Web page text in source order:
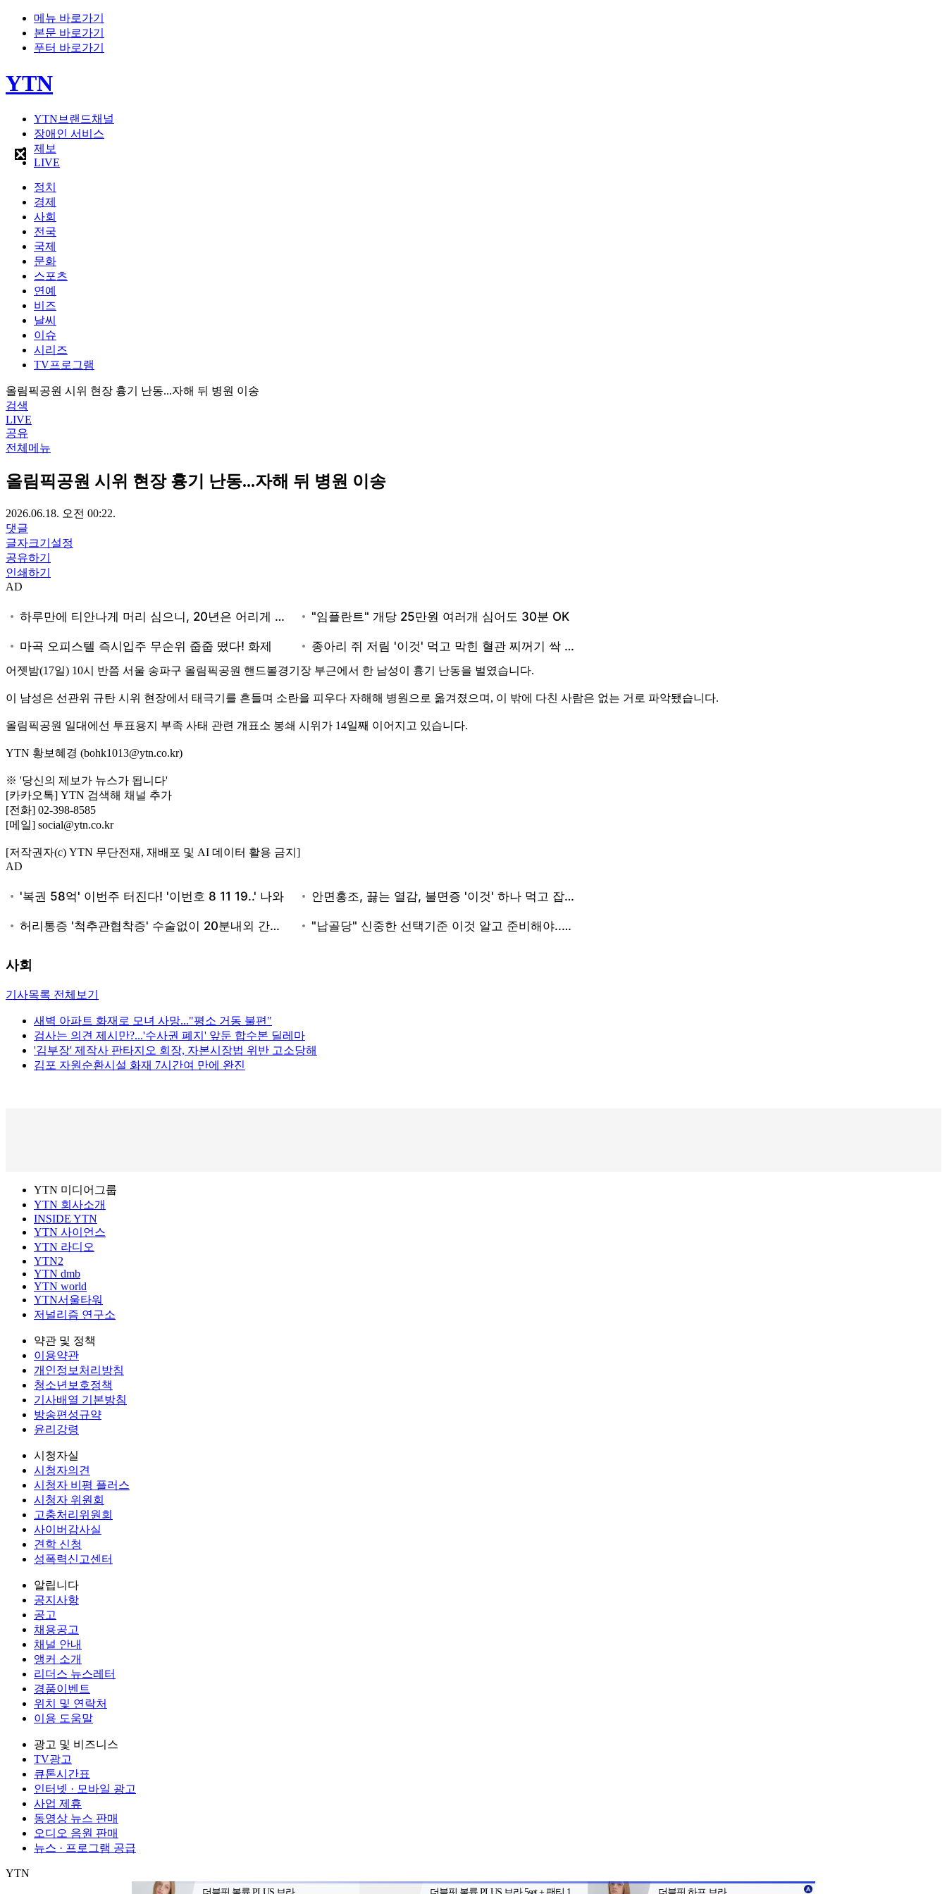
메뉴 바로가기
본문 바로가기
푸터 바로가기
YTN
YTN브랜드채널
장애인 서비스
제보
LIVE
정치
경제
사회
전국
국제
문화
스포츠
연예
비즈
날씨
이슈
시리즈
TV프로그램
올림픽공원 시위 현장 흉기 난동...자해 뒤 병원 이송
검색
LIVE
공유
전체메뉴
올림픽공원 시위 현장 흉기 난동...자해 뒤 병원 이송
2026.06.18. 오전 00:22.
댓글
글자크기설정
공유하기
인쇄하기
AD
어젯밤(17일) 10시 반쯤 서울 송파구 올림픽공원 핸드볼경기장 부근에서 한 남성이 흉기 난동을 벌였습니다.
이 남성은 선관위 규탄 시위 현장에서 태극기를 흔들며 소란을 피우다 자해해 병원으로 옮겨졌으며, 이 밖에 다친 사람은 없는 거로 파악됐습니다.
올림픽공원 일대에선 투표용지 부족 사태 관련 개표소 봉쇄 시위가 14일째 이어지고 있습니다.
YTN 황보혜경 (bohk1013@ytn.co.kr)
※ '당신의 제보가 뉴스가 됩니다'
[카카오톡] YTN 검색해 채널 추가
[전화] 02-398-8585
[메일] social@ytn.co.kr
[저작권자(c) YTN 무단전재, 재배포 및 AI 데이터 활용 금지]
AD
사회
기사목록 전체보기
새벽 아파트 화재로 모녀 사망..."평소 거동 불편"
검사는 의견 제시만?...'수사권 폐지' 앞둔 합수본 딜레마
'김부장' 제작사 판타지오 회장, 자본시장법 위반 고소당해
김포 자원순환시설 화재 7시간여 만에 완진
YTN 미디어그룹
YTN 회사소개
INSIDE YTN
YTN 사이언스
YTN 라디오
YTN2
YTN dmb
YTN world
YTN서울타워
저널리즘 연구소
약관 및 정책
이용약관
개인정보처리방침
청소년보호정책
기사배열 기본방침
방송편성규약
윤리강령
시청자실
시청자의견
시청자 비평 플러스
시청자 위원회
고충처리위원회
사이버감사실
견학 신청
성폭력신고센터
알립니다
공지사항
공고
채용공고
채널 안내
앵커 소개
리더스 뉴스레터
경품이벤트
위치 및 연락처
이용 도움말
광고 및 비즈니스
TV광고
큐톤시간표
인터넷 · 모바일 광고
사업 제휴
동영상 뉴스 판매
오디오 음원 판매
뉴스 · 프로그램 공급
YTN
서울특별시 마포구 상암산로 76 (상암동) 대표전화: 02-398-8000 팩스: 02-398-8129 사업자등록번호: 102-81-32883